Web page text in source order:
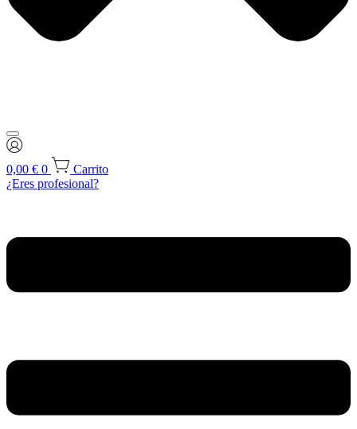
0,00 € 0
Carrito
¿Eres profesional?